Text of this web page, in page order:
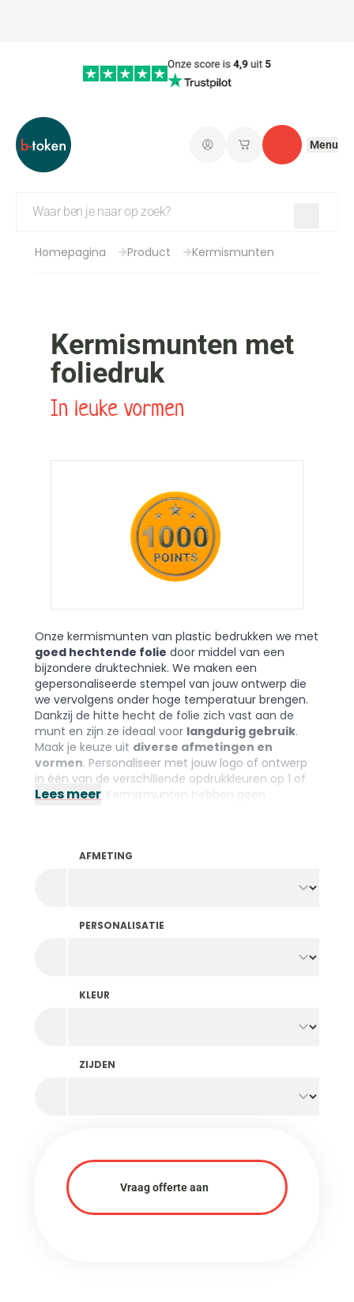
AanmeldenMijn opgeslagen
Contact
Menu
Homepagina Product Kermismunten
Kermismunten met
foliedruk
In leuke vormen
Onze kermismunten van plastic bedrukken we met
goed hechtende folie door middel van een
bijzondere druktechniek. We maken een
gepersonaliseerde stempel van jouw ontwerp die
we vervolgens onder hoge temperatuur brengen.
Dankzij de hitte hecht de folie zich vast aan de
munt en zijn ze ideaal voor langdurig gebruik.
Maak je keuze uit diverse afmetingen en
vormen. Personaliseer met jouw logo of ontwerp
in één van de verschillende opdrukkleuren op 1 of
beide zijden. Kermismunten hebben geen
Lees meer
AFMETING
PERSONALISATIE
KLEUR
ZIJDEN
Vraag offerte aan